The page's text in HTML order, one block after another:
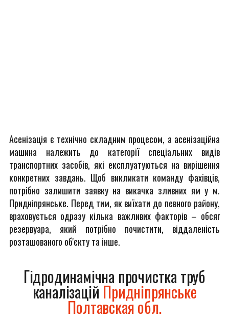
Асенізація є технічно складним процесом, а асенізаційна
машина належить до категорії спеціальних видів
транспортних засобів, які експлуатуються на вирішення
конкретних завдань. Щоб викликати команду фахівців,
потрібно залишити заявку на викачка зливних ям у м.
Придніпрянське. Перед тим, як виїхати до певного району,
враховується одразу кілька важливих факторів – обсяг
резервуара, який потрібно почистити, віддаленість
розташованого об'єкту та інше.
Гідродинамічна прочистка труб
каналізацій Придніпрянське
Полтавская обл.